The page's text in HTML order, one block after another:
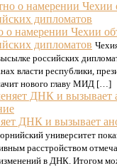
о намерении Чехии
дипломатов
российских
власти республики,
нового главу МИД […]
ДНК и вызывает
университет
расстройством
в ДНК. Итогом